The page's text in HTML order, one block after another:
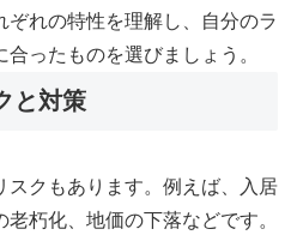
ぞれの特性を理解し、自分のラ
ったものを選びましょう。
と対策
スクもあります。例えば、入居
朽化、地価の下落などです。